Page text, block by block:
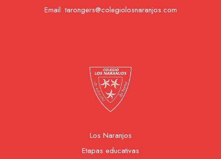
Email:tarongers@colegiolosnaranjos.com
Los Naranjos
Etapas educativas